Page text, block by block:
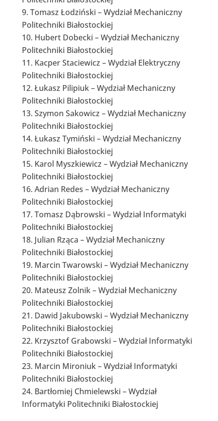
Tomasz Łodziński – Wydział Mechaniczny
Politechniki Białostockiej
Hubert Dobecki – Wydział Mechaniczny
Politechniki Białostockiej
Kacper Staciewicz – Wydział Elektryczny
Politechniki Białostockiej
Łukasz Pilipiuk – Wydział Mechaniczny
Politechniki Białostockiej
Szymon Sakowicz – Wydział Mechaniczny
Politechniki Białostockiej
Łukasz Tymiński – Wydział Mechaniczny
Politechniki Białostockiej
Karol Myszkiewicz – Wydział Mechaniczny
Politechniki Białostockiej
Adrian Redes – Wydział Mechaniczny
Politechniki Białostockiej
Tomasz Dąbrowski – Wydział Informatyki
Politechniki Białostockiej
Julian Rząca – Wydział Mechaniczny
Politechniki Białostockiej
Marcin Twarowski – Wydział Mechaniczny
Politechniki Białostockiej
Mateusz Zolnik – Wydział Mechaniczny
Politechniki Białostockiej
Dawid Jakubowski – Wydział Mechaniczny
Politechniki Białostockiej
Krzysztof Grabowski – Wydział Informatyki
Politechniki Białostockiej
Marcin Mironiuk – Wydział Informatyki
Politechniki Białostockiej
Bartłomiej Chmielewski – Wydział
Informatyki Politechniki Białostockiej